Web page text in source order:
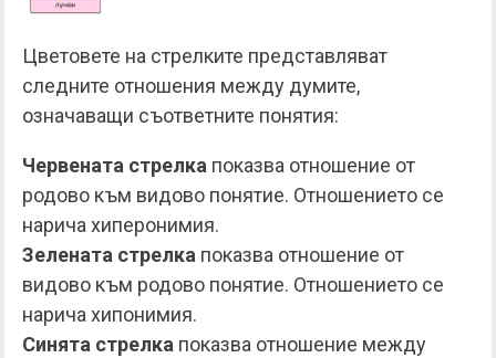
Цветовете на стрелките представляват
следните отношения между думите,
означаващи съответните понятия:
Червената стрелка показва отношение от
родово към видово понятие. Отношението се
нарича хиперонимия.
Зелената стрелка показва отношение от
видово към родово понятие. Отношението се
нарича хипонимия.
Синята стрелка показва отношение между